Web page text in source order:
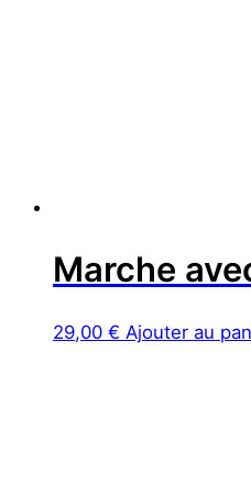
Marche
29,00 € Ajouter au